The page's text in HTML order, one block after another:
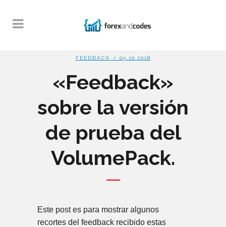
FEEDBACK / 05.10.2018
«Feedback»
sobre la versión
de prueba del
VolumePack.
Este post es para mostrar algunos
recortes del feedback recibido estas